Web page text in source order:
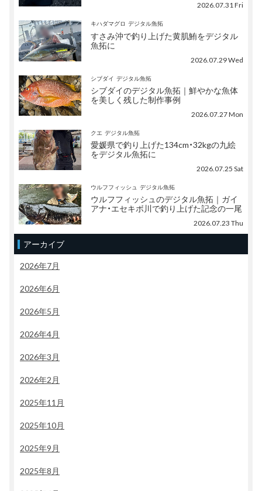
2026.07.31 Fri
キハダマグロ デジタル魚拓
すさみ沖で釣り上げた黄肌鮪をデジタル
魚拓に
2026.07.29 Wed
シブダイ デジタル魚拓
シブダイのデジタル魚拓｜鮮やかな魚体
を美しく残した制作事例
2026.07.27 Mon
クエ デジタル魚拓
愛媛県で釣り上げた134cm・32kgの九絵
をデジタル魚拓に
2026.07.25 Sat
ウルフフィッシュ デジタル魚拓
ウルフフィッシュのデジタル魚拓｜ガイ
アナ・エセキボ川で釣り上げた記念の一尾
2026.07.23 Thu
アーカイブ
2026年7月
2026年6月
2026年5月
2026年4月
2026年3月
2026年2月
2025年11月
2025年10月
2025年9月
2025年8月